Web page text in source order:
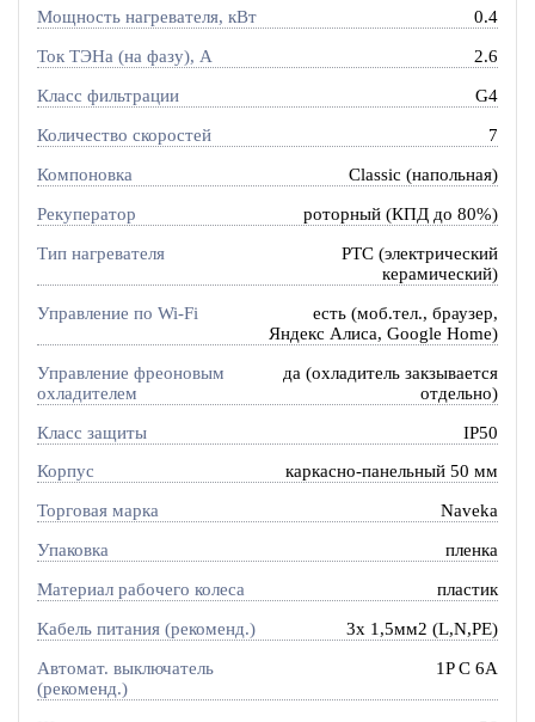
Мощность нагревателя, кВт 0.4
Ток ТЭНа (на фазу), А 2.6
Класс фильтрации G4
Количество скоростей 7
Компоновка Classic (напольная)
Рекуператор роторный (КПД до 80%)
Тип нагревателя
PTC (электрический
керамический)
Управление по Wi-Fi
есть (моб.тел., браузер,
Яндекс Алиса, Google Home)
Управление фреоновым
охладителем
да (охладитель закзывается
отдельно)
Класс защиты IP50
Корпус каркасно-панельный 50 мм
Торговая марка Naveka
Упаковка пленка
Материал рабочего колеса пластик
Кабель питания (рекоменд.) 3х 1,5мм2 (L,N,PE)
Автомат. выключатель
(рекоменд.)
1P C 6A